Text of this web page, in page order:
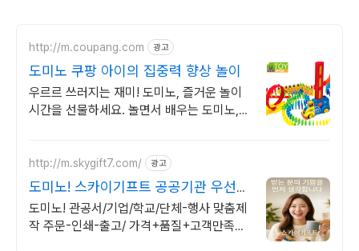
http://m.coupang.com 광고
도미노 쿠팡 아이의 집중력 향상 놀이
우르르 쓰러지는 재미! 도미노, 즐거운 놀이
시간을 선물하세요. 놀면서 배우는 도미노,
http://m.skygift7.com/ 광고
도미노! 스카이기프트 공공기관 우선구
매 대상기업
도미노! 관공서/기업/학교/단체-행사 맞춤제
작 주문-인쇄-출고/ 가격+품질+고객만족도